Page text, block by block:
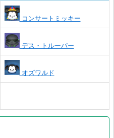
コンサートミッキー
デス・トルーパー
オズワルド